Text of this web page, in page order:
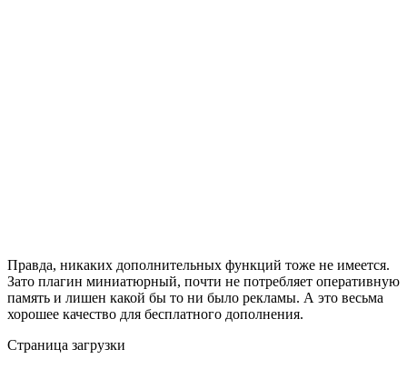
Правда, никаких дополнительных функций тоже не имеется.
Зато плагин миниатюрный, почти не потребляет оперативную
память и лишен какой бы то ни было рекламы. А это весьма
хорошее качество для бесплатного дополнения.
Страница загрузки